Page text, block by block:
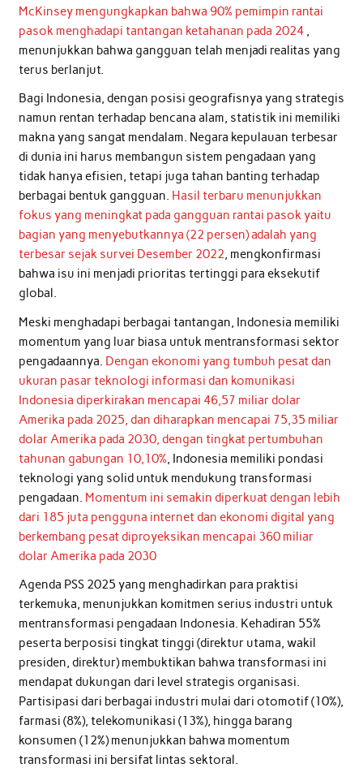
McKinsey mengungkapkan bahwa 90% pemimpin rantai
pasok menghadapi tantangan ketahanan pada 2024,
menunjukkan bahwa gangguan telah menjadi realitas yang
terus berlanjut.
Bagi Indonesia, dengan posisi geografisnya yang strategis
namun rentan terhadap bencana alam, statistik ini memiliki
makna yang sangat mendalam. Negara kepulauan terbesar
di dunia ini harus membangun sistem pengadaan yang
tidak hanya efisien, tetapi juga tahan banting terhadap
berbagai bentuk gangguan. Hasil terbaru menunjukkan
fokus yang meningkat pada gangguan rantai pasok yaitu
bagian yang menyebutkannya (22 persen) adalah yang
terbesar sejak survei Desember 2022, mengkonfirmasi
bahwa isu ini menjadi prioritas tertinggi para eksekutif
global.
Meski menghadapi berbagai tantangan, Indonesia memiliki
momentum yang luar biasa untuk mentransformasi sektor
pengadaannya. Dengan ekonomi yang tumbuh pesat dan
ukuran pasar teknologi informasi dan komunikasi
Indonesia diperkirakan mencapai 46,57 miliar dolar
Amerika pada 2025, dan diharapkan mencapai 75,35 miliar
dolar Amerika pada 2030, dengan tingkat pertumbuhan
tahunan gabungan 10,10%, Indonesia memiliki pondasi
teknologi yang solid untuk mendukung transformasi
pengadaan. Momentum ini semakin diperkuat dengan lebih
dari 185 juta pengguna internet dan ekonomi digital yang
berkembang pesat diproyeksikan mencapai 360 miliar
dolar Amerika pada 2030
Agenda PSS 2025 yang menghadirkan para praktisi
terkemuka, menunjukkan komitmen serius industri untuk
mentransformasi pengadaan Indonesia. Kehadiran 55%
peserta berposisi tingkat tinggi (direktur utama, wakil
presiden, direktur) membuktikan bahwa transformasi ini
mendapat dukungan dari level strategis organisasi.
Partisipasi dari berbagai industri mulai dari otomotif (10%),
farmasi (8%), telekomunikasi (13%), hingga barang
konsumen (12%) menunjukkan bahwa momentum
transformasi ini bersifat lintas sektoral.